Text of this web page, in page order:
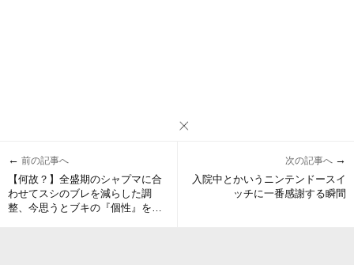
← 前の記事へ
【何故？】全盛期のシャプマに合
わせてスシのブレを減らした調
整、今思うとブキの『個性』を失
次の記事へ →
入院中とかいうニンテンドースイ
ッチに一番感謝する瞬間